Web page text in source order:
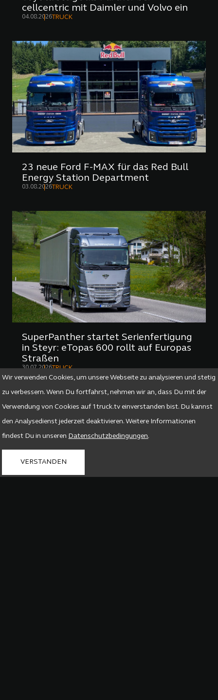
Wir verwenden Cookies, um unsere Webseite zu analysieren und stetig
zu verbessern. Wenn Du fortfahrst, nehmen wir an, dass Du mit der
Verwendung von Cookies auf 1truck.tv einverstanden bist. Du kannst
den Analysedienst jederzeit deaktivieren. Weitere Informationen
findest Du in unseren Datenschutzbedingungen.
VERSTANDEN
cellcentric mit Daimler und Volvo ein
04.08.2026 TRUCK
23 neue Ford F-MAX für das Red Bull
Energy Station Department
03.08.2026 TRUCK
SuperPanther startet Serienfertigung
in Steyr: eTopas 600 rollt auf Europas
Straßen
30.07.2026TRUCK
Mehr Beiträge laden
DAS MAGAZIN FÜR
TRANSPORT MANAGER